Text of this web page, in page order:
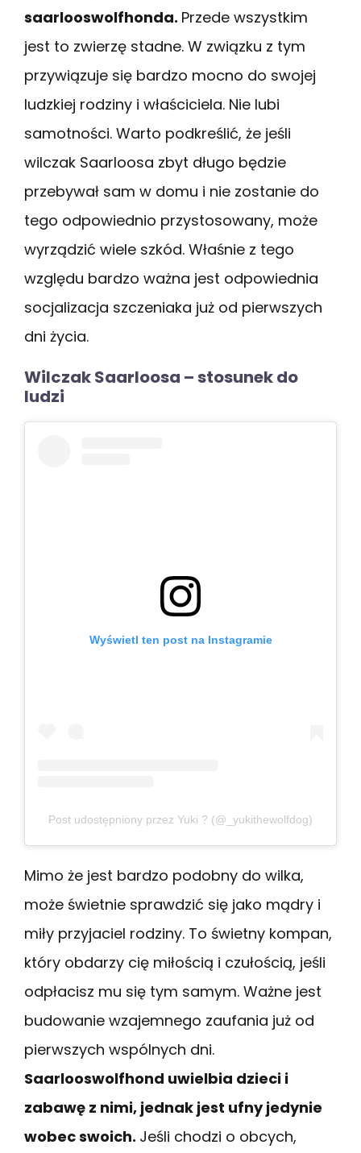
saarlooswolfhonda. Przede wszystkim
jest to zwierzę stadne. W związku z tym
przywiązuje się bardzo mocno do swojej
ludzkiej rodziny i właściciela. Nie lubi
samotności. Warto podkreślić, że jeśli
wilczak Saarloosa zbyt długo będzie
przebywał sam w domu i nie zostanie do
tego odpowiednio przystosowany, może
wyrządzić wiele szkód. Właśnie z tego
względu bardzo ważna jest odpowiednia
socjalizacja szczeniaka już od pierwszych
dni życia.
Wilczak Saarloosa – stosunek do
ludzi
Wyświetl ten post na Instagramie
Post udostępniony przez Yuki ? (@_yukithewolfdog)
Mimo że jest bardzo podobny do wilka,
może świetnie sprawdzić się jako mądry i
miły przyjaciel rodziny. To świetny kompan,
który obdarzy cię miłością i czułością, jeśli
odpłacisz mu się tym samym. Ważne jest
budowanie wzajemnego zaufania już od
pierwszych wspólnych dni.
Saarlooswolfhond uwielbia dzieci i
zabawę z nimi, jednak jest ufny jedynie
wobec swoich. Jeśli chodzi o obcych,